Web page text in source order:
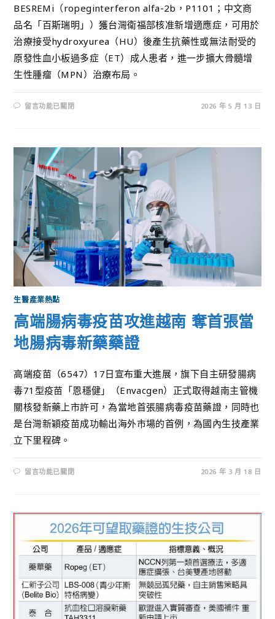
BESREMi（ropeginterferon alfa-2b，P1101；中文商
品名「百斯瑞明」）獲台灣衛福部核准新增適應症，可用於
治療接受hydroxyurea（HU）後產生抗藥性或無法耐受的
原發性血小板過多症（ET）成人患者，進一步擴大骨髓增
生性腫瘤（MPN）治療布局。
留言功能已關閉 2026 年 5 月 13 日
生醫產業熱點
高端腸病毒疫苗攻進越南 奪首張當
地腸病毒新藥藥證
高端疫苗（6547）17日宣布重大進展，旗下自主研發腸病
毒71型疫苗「恩穩健」（Envacgen）正式取得越南主管機
關核發新藥上市許可，為當地首張腸病毒疫苗藥證，同時也
是台灣新穎疫苗成功輸出海外市場的首例，為國內生技產業
立下里程碑。
留言功能已關閉 2026 年 3 月 18 日